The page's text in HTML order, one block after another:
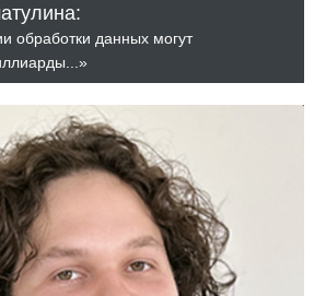
обработки данных могут